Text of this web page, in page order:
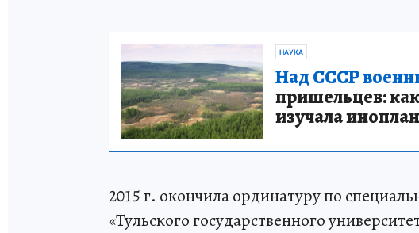
НАУКА
Над СССР
пришельцев:
изучала
2015 г. окончила ординатуру по
«Тульского государственного